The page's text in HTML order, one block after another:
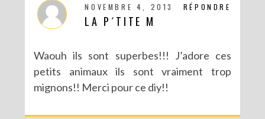
RÉPONDRE
NOVEMBRE 4, 2013
LA P´TITE M
Waouh ils sont superbes!!! J’adore ces
petits animaux ils sont vraiment trop
mignons!! Merci pour ce diy!!